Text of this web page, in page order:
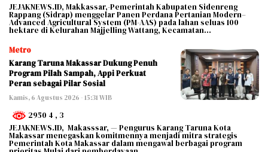
JEJAKNEWS.ID, Makkassar,-Pemerintah Kabupaten Sidenreng
Rappang (Sidrap) menggelar Panen Perdana Pertanian Modern–
Advanced Agricultural System (PM-AAS) pada lahan seluas 100
hektare di Kelurahan Majjelling Wattang, Kecamatan…
Metro
Karang Taruna Makassar Dukung Penuh
Program Pilah Sampah, Appi Perkuat
Peran sebagai Pilar Sosial
Kamis, 6 Agustus 2026 - 15:31 WIB
2950 4 , 3
JEJAKNEWS.ID, Makasssar, — Pengurus Karang Taruna Kota
Makassar menegaskan komitmennya menjadi mitra strategis
Pemerintah Kota Makassar dalam mengawal berbagai program